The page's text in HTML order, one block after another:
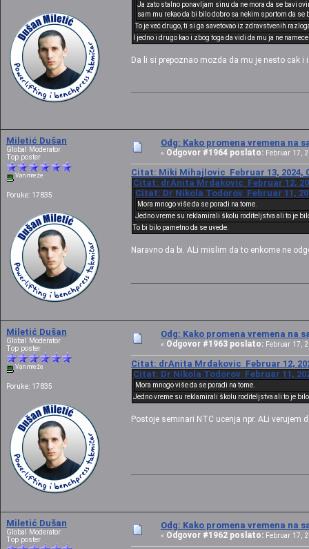
Ja zato stalno ponavljam sinu da ne mora da se bavi
sam mu rekao da bi bilo dobro sa nekim sportom da
To je već drugo, ti si ga savetovao iz zdravstvenih
I jedno i drugo kao i zbog toga da vidi da mu ja ne
Da li si prepoznao mozda da mu je nesto cak
Miletić Dušan
Global Moderator
Top poster
Van mreže
Poruke: 17835
Odg: Kako promena vremena na
« Odgovor #1964 poslato: Februar 17,
Citat: Miki Mihajlovic Februar 13, 2024,
Citat: drAnita Mrdakovic Februar 12,
Citat: Dr Nikola Todorov Februar 11,
Mora mnogo više da se poradi na tome.
Jedno vreme su reklamirali školu roditeljstva ali to je
To bi bilo pametno da se uvede.
Naravno da bi. ALi mislim da to enkome ne
Miletić Dušan
Global Moderator
Top poster
Van mreže
Poruke: 17835
Odg: Kako promena vremena na
« Odgovor #1963 poslato: Februar 17,
Citat: drAnita Mrdakovic Februar 12,
Citat: Dr Nikola Todorov Februar 11,
Mora mnogo više da se poradi na tome.
Jedno vreme su reklamirali školu roditeljstva ali to je
Postoje seminari NTC ucenja npr. ALi
Miletić Dušan
Global Moderator
Top poster
Odg: Kako promena vremena na
« Odgovor #1962 poslato: Februar 17,